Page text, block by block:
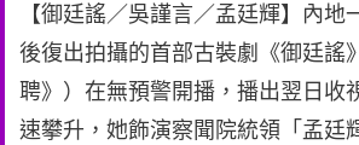
【御廷謠／吳謹言／孟廷輝】內地
後復出拍攝的首部古裝劇《御廷謠
聘》）在無預警開播，播出翌日收
速攀升，她飾演察聞院統領「孟廷